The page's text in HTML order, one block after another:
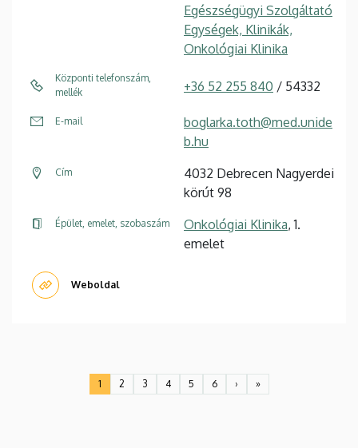
Egészségügyi Szolgáltató
Egységek, Klinikák,
Onkológiai Klinika
Központi telefonszám,
mellék
+36 52 255 840 / 54332
E-mail
boglarka.toth@med.unide
b.hu
Cím
4032 Debrecen Nagyerdei
körút 98
Épület, emelet, szobaszám Onkológiai Klinika, 1.
emelet
Weboldal
Jelenlegi
1
Oldal
2
Oldal
3
Oldal
4
Oldal
5
Oldal
6
Következő
›
Utolsó
»